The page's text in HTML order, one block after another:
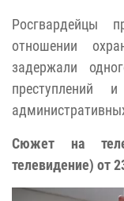
Росгвардейцы
отношении
задержали
преступлений
Сюжет на
телевидение) от